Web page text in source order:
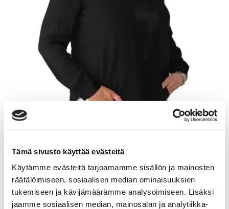
Tämä sivusto käyttää evästeitä
Käytämme evästeitä tarjoamamme sisällön ja mainosten
räätälöimiseen, sosiaalisen median ominaisuuksien
tukemiseen ja kävijämäärämme analysoimiseen. Lisäksi
jaamme sosiaalisen median, mainosalan ja analytiikka-
JEANETTE MÄKINEN-MALMBERG
Kiinteistönvälittäjä LKV, KED
Sp-Koti Raasepori | Raseborgs Bostadsapotek Ab Oy